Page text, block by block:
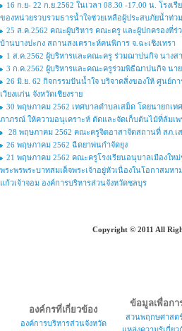
16 ก.ย- 22 ก.ย.2562 ในเวลา 08.30 -17.00 น. โรง
ของหน่วยรวบรวมธารน้ำใจช่วยเหลือผู้ประสบภัยน้ำท่วม
25 ส.ค.2562 คณะผู้บริหาร คณะครู และผู้ปกครองที่ร่
บ้านบางปะกง สถานสงเคราะห์คนพิการ จ.ฉะเชิงเทรา
1 ส.ค.2562 ผู้บริหารและคณะครู ร่วมฌาปนกิจ นาง
3 ก.ค.2562 ผู้บริหารและคณะครูร่วมพิธีฌาปนกิจ นา
26 มิ.ย. 62 กิจกรรมปันน้ำใจ บริจาคสิ่งของให้ ศูนย์ก
เวียงแก่น จังหวัดเชียงราย
30 พฤษภาคม 2562 เทศบาลตำบลเสม็ด โดยนายกเ
ภาภรณ์ ให้ความอนุเคราะห์ ตัดและจัดเก็บต้นไม้ที่ล้มเ
28 พฤษภาคม 2562 คณะครูจิตอาสาจัดสถานที่ สภ.เ
26 พฤษภาคม 2562 ฉีดยาพ่นกำจัดยุง
21 พฤษภาคม 2562 คณะครูโรงเรียนอนุบาลเมืองใ
พระพรพระบาทสมเด็จพระเจ้าอยู่หัวเนื่องในโอกาสมห
แก้วเจ้าจอม องค์การบริหารส่วนจังหวัดชลบุร
Copyright © 2011 All
องค์กรที่เกี่ยวข้อง
องค์การบริหารส่วนจังหวัด
ข้อมูลเพื่อกา
สวนพฤกษศาสต